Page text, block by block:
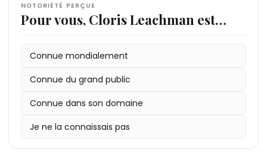
NOTORIÉTÉ PERÇUE
Pour vous, Cloris Leachman est…
Connue mondialement
Connue du grand public
Connue dans son domaine
Je ne la connaissais pas